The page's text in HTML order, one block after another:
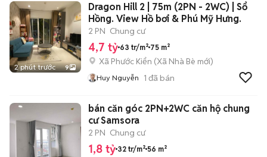
2 phút trước 9
Dragon Hill 2 | 75m (2PN - 2WC) | Sổ
Hồng. View Hồ bơi & Phú Mỹ Hưng.
2 PN Chung cư
4,7 tỷ 63 tr/m² 75 m²
Xã Phước Kiển (Xã Nhà Bè mới)
Huy Nguyễn 1 đã bán
bán căn góc 2PN+2WC căn hộ chung
cư Samsora
2 PN Chung cư
1,8 tỷ 32 tr/m² 56 m²